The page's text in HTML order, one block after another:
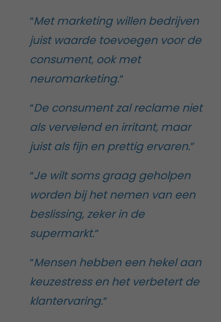
“Met marketing willen bedrijven
juist waarde toevoegen voor de
consument, ook met
neuromarketing.“
“De consument zal reclame niet
als vervelend en irritant, maar
juist als fijn en prettig ervaren.”
“Je wilt soms graag geholpen
worden bij het nemen van een
beslissing, zeker in de
supermarkt.“
“Mensen hebben een hekel aan
keuzestress en het verbetert de
klantervaring.“